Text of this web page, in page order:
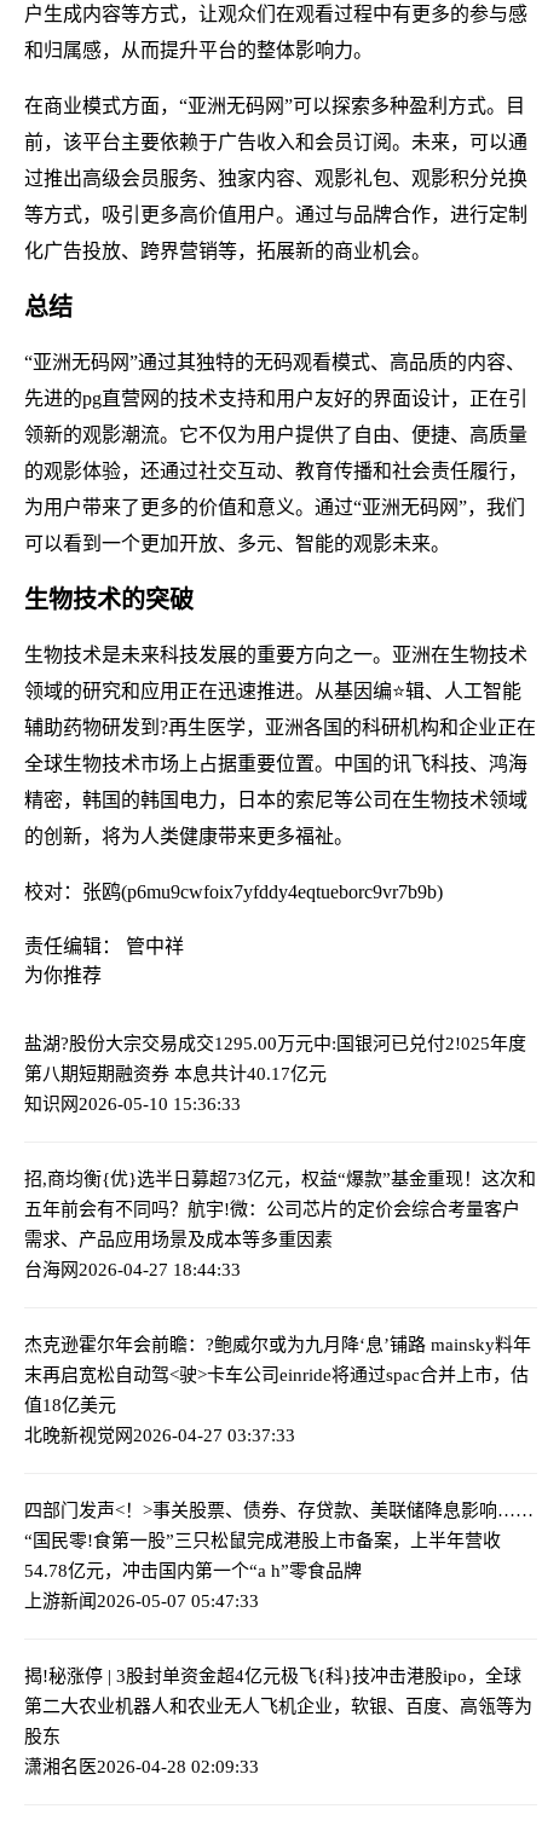
户生成内容等方式，让观众们在观看过程中有更多的参与感
和归属感，从而提升平台的整体影响力。
在商业模式方面，“亚洲无码网”可以探索多种盈利方式。目
前，该平台主要依赖于广告收入和会员订阅。未来，可以通
过推出高级会员服务、独家内容、观影礼包、观影积分兑换
等方式，吸引更多高价值用户。通过与品牌合作，进行定制
化广告投放、跨界营销等，拓展新的商业机会。
总结
“亚洲无码网”通过其独特的无码观看模式、高品质的内容、
先进的pg直营网的技术支持和用户友好的界面设计，正在引
领新的观影潮流。它不仅为用户提供了自由、便捷、高质量
的观影体验，还通过社交互动、教育传播和社会责任履行，
为用户带来了更多的价值和意义。通过“亚洲无码网”，我们
可以看到一个更加开放、多元、智能的观影未来。
生物技术的突破
生物技术是未来科技发展的重要方向之一。亚洲在生物技术
领域的研究和应用正在迅速推进。从基因编⭐辑、人工智能
辅助药物研发到?再生医学，亚洲各国的科研机构和企业正在
全球生物技术市场上占据重要位置。中国的讯飞科技、鸿海
精密，韩国的韩国电力，日本的索尼等公司在生物技术领域
的创新，将为人类健康带来更多福祉。
校对：张鸥(p6mu9cwfoix7yfddy4eqtueborc9vr7b9b)
责任编辑： 管中祥
为你推荐
盐湖?股份大宗交易成交1295.00万元中:国银河已兑付2!025年度
第八期短期融资券 本息共计40.17亿元
知识网2026-05-10 15:36:33
招,商均衡{优}选半日募超73亿元，权益“爆款”基金重现！这次和
五年前会有不同吗？ 航宇!微：公司芯片的定价会综合考量客户
需求、产品应用场景及成本等多重因素
台海网2026-04-27 18:44:33
杰克逊霍尔年会前瞻：?鲍威尔或为九月降‘息’铺路 mainsky料年
末再启宽松自动驾<驶>卡车公司einride将通过spac合并上市，估
值18亿美元
北晚新视觉网2026-04-27 03:37:33
四部门发声<！>事关股票、债券、存贷款、美联储降息影响……
“国民零!食第一股”三只松鼠完成港股上市备案，上半年营收
54.78亿元，冲击国内第一个“a h”零食品牌
上游新闻2026-05-07 05:47:33
揭!秘涨停 | 3股封单资金超4亿元极飞{科}技冲击港股ipo，全球
第二大农业机器人和农业无人飞机企业，软银、百度、高瓴等为
股东
潇湘名医2026-04-28 02:09:33